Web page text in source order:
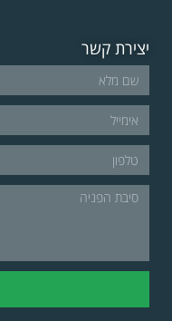
יצירת קשר